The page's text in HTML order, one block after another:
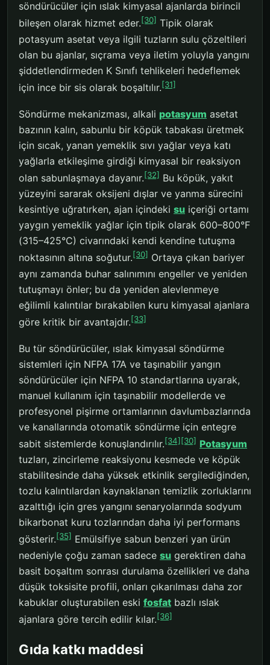
söndürücüler için ıslak kimyasal ajanlarda birincil
bileşen olarak hizmet eder.[30] Tipik olarak
potasyum asetat veya ilgili tuzların sulu çözeltileri
olan bu ajanlar, sıçrama veya iletim yoluyla yangını
şiddetlendirmeden K Sınıfı tehlikeleri hedeflemek
için ince bir sis olarak boşaltılır.[31]
Söndürme mekanizması, alkali potasyum asetat
bazının kalın, sabunlu bir köpük tabakası üretmek
için sıcak, yanan yemeklik sıvı yağlar veya katı
yağlarla etkileşime girdiği kimyasal bir reaksiyon
olan sabunlaşmaya dayanır.[32] Bu köpük, yakıt
yüzeyini sararak oksijeni dışlar ve yanma sürecini
kesintiye uğratırken, ajan içindeki su içeriği ortamı
yaygın yemeklik yağlar için tipik olarak 600–800°F
(315–425°C) civarındaki kendi kendine tutuşma
noktasının altına soğutur.[30] Ortaya çıkan bariyer
aynı zamanda buhar salınımını engeller ve yeniden
tutuşmayı önler; bu da yeniden alevlenmeye
eğilimli kalıntılar bırakabilen kuru kimyasal ajanlara
göre kritik bir avantajdır.[33]
Bu tür söndürücüler, ıslak kimyasal söndürme
sistemleri için NFPA 17A ve taşınabilir yangın
söndürücüler için NFPA 10 standartlarına uyarak,
manuel kullanım için taşınabilir modellerde ve
profesyonel pişirme ortamlarının davlumbazlarında
ve kanallarında otomatik söndürme için entegre
sabit sistemlerde konuşlandırılır.[34] [30] Potasyum
tuzları, zincirleme reaksiyonu kesmede ve köpük
stabilitesinde daha yüksek etkinlik sergilediğinden,
tozlu kalıntılardan kaynaklanan temizlik zorluklarını
azalttığı için gres yangını senaryolarında sodyum
bikarbonat kuru tozlarından daha iyi performans
gösterir.[35] Emülsifiye sabun benzeri yan ürün
nedeniyle çoğu zaman sadece su gerektiren daha
basit boşaltım sonrası durulama özellikleri ve daha
düşük toksisite profili, onları çıkarılması daha zor
kabuklar oluşturabilen eski fosfat bazlı ıslak
ajanlara göre tercih edilir kılar.[36]
Gıda katkı maddesi